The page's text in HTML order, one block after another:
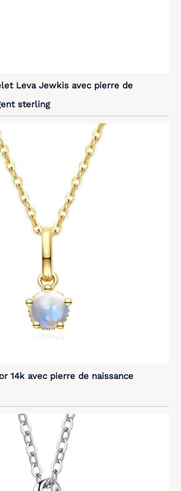
Leva Jewkis avec pierre de
sterling
14k avec pierre de naissance